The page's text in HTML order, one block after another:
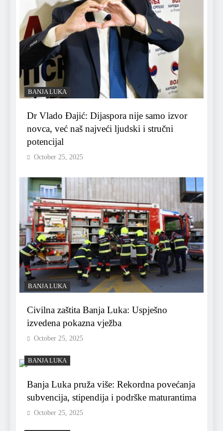
BANJA LUKA
Dr Vlado Đajić: Dijaspora nije samo izvor
novca, već naš najveći ljudski i stručni
potencijal
October 25, 2025
BANJA LUKA
Civilna zaštita Banja Luka: Uspješno
izvedena pokazna vježba
October 25, 2025
BANJA LUKA
Banja Luka pruža više: Rekordna povećanja
subvencija, stipendija i podrške maturantima
October 25, 2025